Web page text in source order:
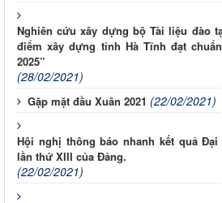
Nghiên cứu xây dựng bộ Tài liệu đào
điểm xây dựng tỉnh Hà Tĩnh đạt
2025”
(28/02/2021)
Gặp mặt đầu Xuân 2021 (22/02/2021)
Hội nghị thông báo nhanh kết quả
lần thứ XIII của Đảng.
(22/02/2021)